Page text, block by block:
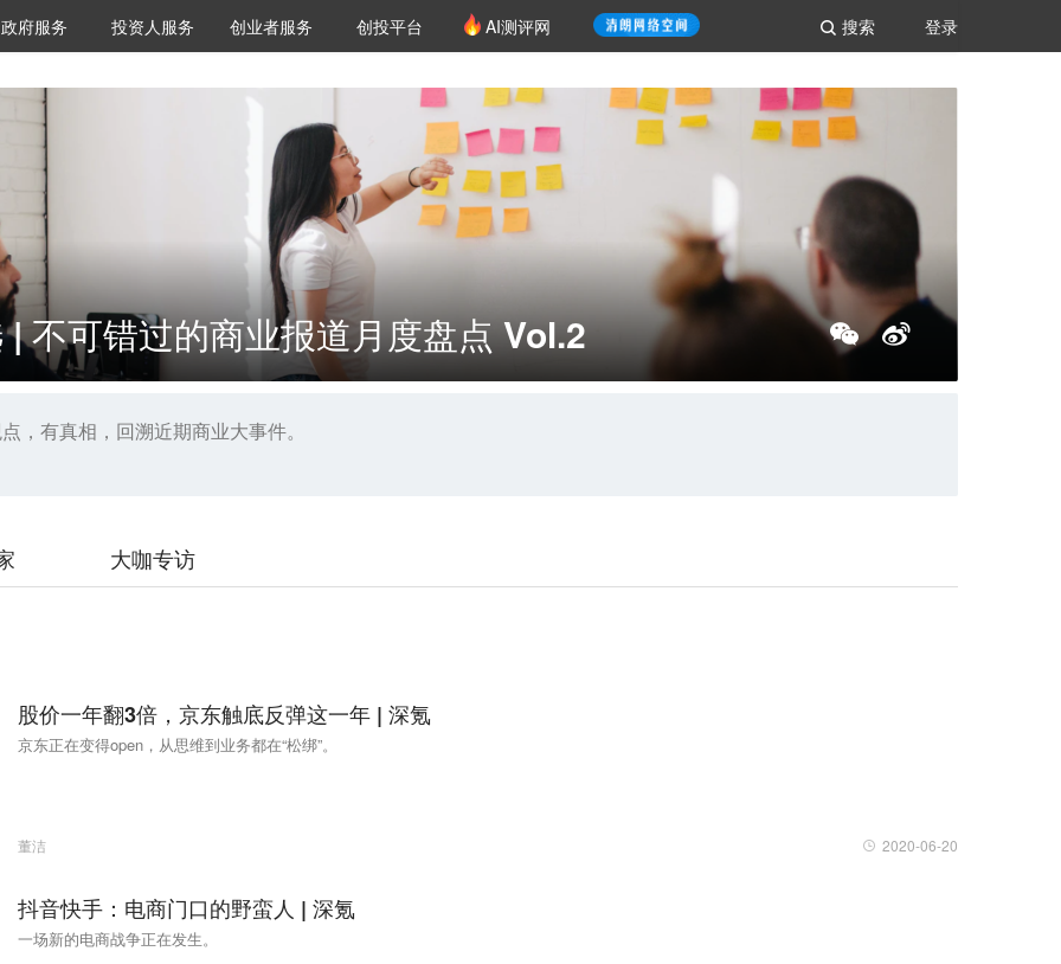
登录
搜索
城市之窗
政府服务 VClub投资机构库
投资机构职位推介
投资人服务 创投氪堂
创业者服务 创投平台 AI测评网
不可错过的商业报道月度盘点 Vol.2
，有真相，回溯近期商业大事件。
大咖专访
股价一年翻3倍，京东触底反弹这一年 | 深氪
京东正在变得open，从思维到业务都在“松绑”。
董洁 2020-06-20
抖音快手：电商门口的野蛮人 | 深氪
一场新的电商战争正在发生。